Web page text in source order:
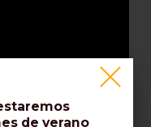
de verano